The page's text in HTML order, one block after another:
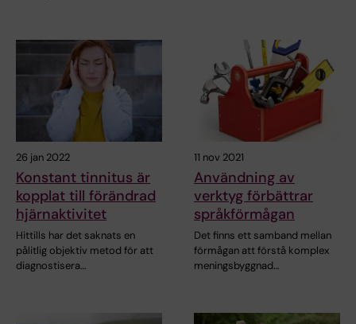
26 jan 2022
Konstant tinnitus är
kopplat till förändrad
hjärnaktivitet
Hittills har det saknats en
pålitlig objektiv metod för att
diagnostisera…
11 nov 2021
Användning av
verktyg förbättrar
språkförmågan
Det finns ett samband mellan
förmågan att förstå komplex
meningsbyggnad…